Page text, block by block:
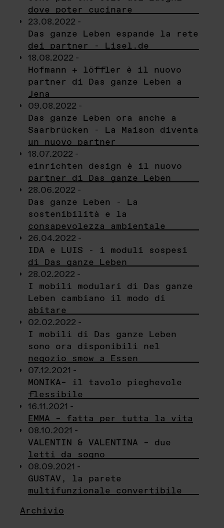
dove poter cucinare
23.08.2022 -
Das ganze Leben espande la rete
dei partner - Lisel.de
18.08.2022 -
Hofmann + löffler è il nuovo
partner di Das ganze Leben a
Jena
09.08.2022 -
Das ganze Leben ora anche a
Saarbrücken - La Maison diventa
un nuovo partner
18.07.2022 -
einrichten design è il nuovo
partner di Das ganze Leben
28.06.2022 -
Das ganze Leben - La
sostenibilità e la
consapevolezza ambientale
26.04.2022 -
IDA e LUIS - i moduli sospesi
di Das ganze Leben
28.02.2022 -
I mobili modulari di Das ganze
Leben cambiano il modo di
abitare
02.02.2022 -
I mobili di Das ganze Leben
sono ora disponibili nel
negozio smow a Essen
07.12.2021 -
MONIKA– il tavolo pieghevole
flessibile
16.11.2021 -
EMMA – fatta per tutta la vita
08.10.2021 -
VALENTIN & VALENTINA – due
letti da sogno
08.09.2021 -
GUSTAV, la parete
multifunzionale convertibile
Archivio